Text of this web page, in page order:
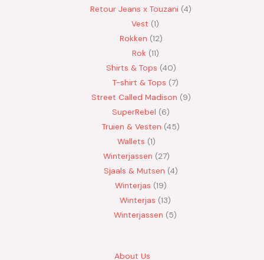
Retour Jeans x Touzani 4
Vest 1
Rokken 12
Rok 11
Shirts & Tops 40
T-shirt & Tops 7
Street Called Madison 9
SuperRebel
6
Truien & Vesten 45
Wallets 1
Winterjassen
27
Sjaals & Mutsen 4
Winterjas 19
Winterjas 13
Winterjassen
5
About Us